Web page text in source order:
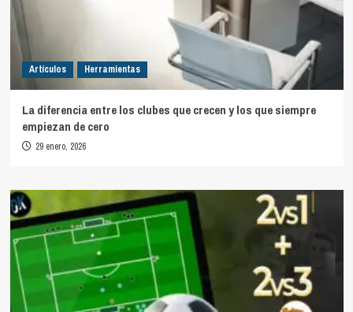
Artículos Herramientas
La diferencia entre los clubes que crecen y los que siempre
empiezan de cero
29 enero, 2026